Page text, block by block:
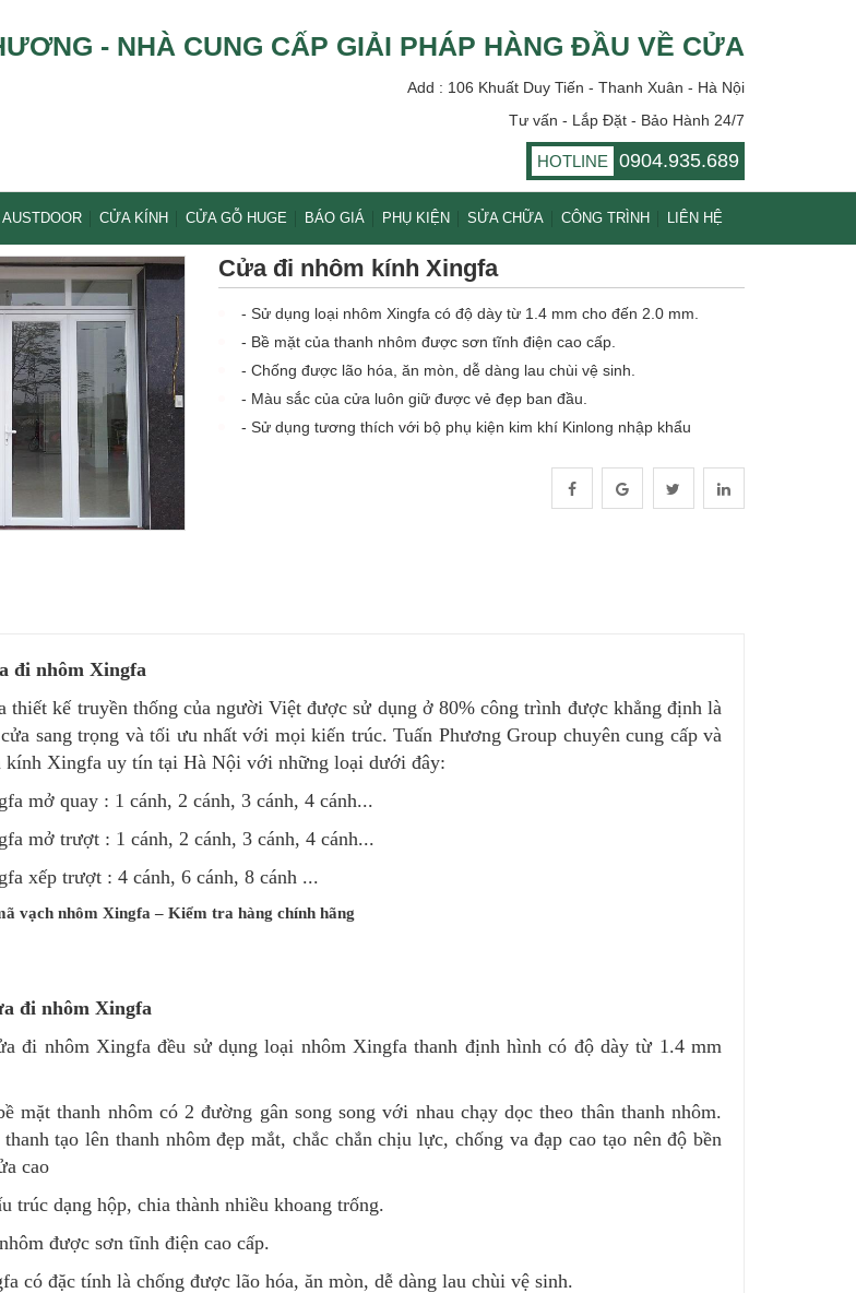
- NHÀ CUNG CẤP GIẢI PHÁP HÀNG ĐẦU VỀ CỬA
Add : 106 Khuất Duy Tiến - Thanh Xuân - Hà Nội
Tư vấn - Lắp Đặt - Bảo Hành 24/7
HOTLINE 0904.935.689
CỬA KÍNH CỬA GỖ HUGE BÁO GIÁ PHỤ KIỆN SỬA CHỮA CÔNG TRÌNH LIÊN HỆ
Cửa đi nhôm kính Xingfa
- Sử dụng loại nhôm Xingfa có độ dày từ 1.4 mm cho đến 2.0 mm.
- Bề mặt của thanh nhôm được sơn tĩnh điện cao cấp.
- Chống được lão hóa, ăn mòn, dễ dàng lau chùi vệ sinh.
- Màu sắc của cửa luôn giữ được vẻ đẹp ban đầu.
- Sử dụng tương thích với bộ phụ kiện kim khí Kinlong nhập khẩu
đi nhôm Xingfa
thiết kế truyền thống của người Việt được sử dụng ở 80% công trình được khẳng định là
sang trọng và tối ưu nhất với mọi kiến trúc. Tuấn Phương Group chuyên cung cấp và
kính Xingfa uy tín tại Hà Nội với những loại dưới đây:
mở quay : 1 cánh, 2 cánh, 3 cánh, 4 cánh...
mở trượt : 1 cánh, 2 cánh, 3 cánh, 4 cánh...
xếp trượt : 4 cánh, 6 cánh, 8 cánh ...
vạch nhôm Xingfa – Kiểm tra hàng chính hãng
đi nhôm Xingfa
đi nhôm Xingfa đều sử dụng loại nhôm Xingfa thanh định hình có độ dày từ 1.4 mm
mặt thanh nhôm có 2 đường gân song song với nhau chạy dọc theo thân thanh nhôm.
tạo lên thanh nhôm đẹp mắt, chắc chắn chịu lực, chống va đạp cao tạo nên độ bền
cao
trúc dạng hộp, chia thành nhiều khoang trống.
được sơn tĩnh điện cao cấp.
có đặc tính là chống được lão hóa, ăn mòn, dễ dàng lau chùi vệ sinh.